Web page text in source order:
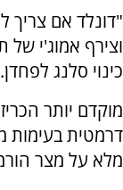
"דונלד אם צריך
וצירף אמוג'י
כינוי סלנג לפחדן.
מוקדם יותר
דרמטית בעימות
מלא על מצר